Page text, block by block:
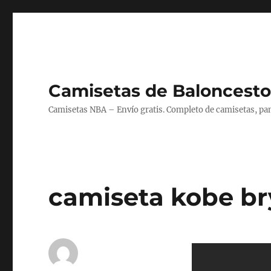
Camisetas de
Camisetas NBA – Envío gratis. Completo de camisetas,
camiseta kobe